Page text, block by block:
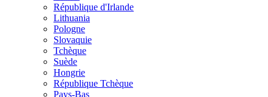
République d'Irlande
Lithuania
Pologne
Slovaquie
Tchèque
Suède
Hongrie
République Tchèque
Pays-Bas